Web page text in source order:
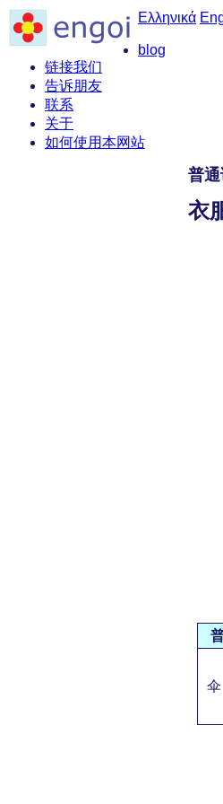
Ελληνικά
blog
链接我们
告诉朋友
联系
关于
如何使用本网站
普
衣
伞